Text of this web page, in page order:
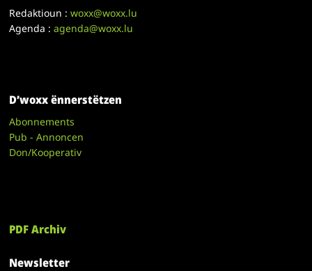
Redaktioun :woxx@woxx.lu
Agenda :agenda@woxx.lu
D’woxx ënnerstëtzen
Abonnements
Pub - Annoncen
Don/Kooperativ
PDF Archiv
Newsletter